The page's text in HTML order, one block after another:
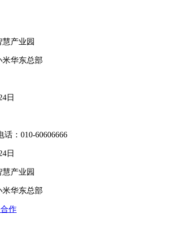
产业园
米华东总部
日
：010-60606666
日
产业园
米华东总部
作